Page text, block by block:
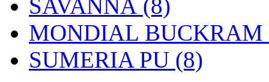
SAVANNA (8)
MONDIAL BUCKRAM
SUMERIA PU (8)